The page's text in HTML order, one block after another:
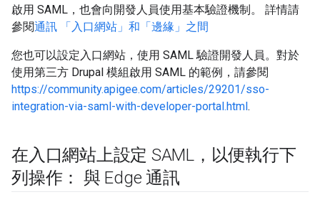
啟用 SAML，也會向開發人員使用基本驗證機制。 詳情請
參閱通訊 「入口網站」和「邊緣」之間
您也可以設定入口網站，使用 SAML 驗證開發人員。對於
使用第三方 Drupal 模組啟用 SAML 的範例，請參閱
https://community.apigee.com/articles/29201/sso-
integration-via-saml-with-developer-portal.html.
在入口網站上設定 SAML，以便執行下
列操作： 與 Edge 通訊